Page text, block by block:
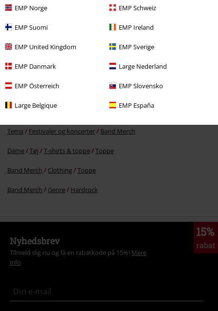
EMP Norge EMP Schweiz
EMP Suomi EMP Ireland
EMP United Kingdom EMP Sverige
EMP Danmark Large Nederland
EMP Österreich EMP Slovensko
Large Belgique EMP España
54% RABAT
Tøj & accessories Toppe
Tema Festivaler og koncerter Band Merch
Dame Tøj T-shirts & toppe Toppe
Band Merch Clothing Toppe
Band Merch Genre Hardrock
15%
rabat
Nyhedsbrev
Tilmeld dig nu og få en rabatkode på 15%! Mere
info